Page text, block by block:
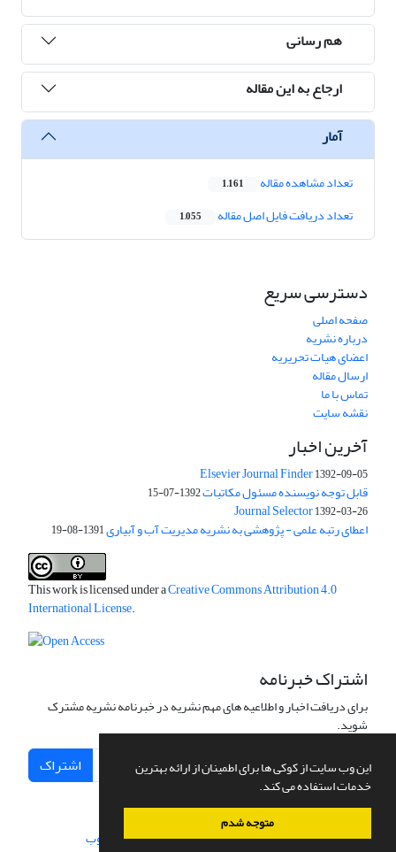
این وب سایت از کوکی ها برای اطمینان از ارائه بهترین
خدمات استفاده می کند.
متوجه شدم
هم رسانی
ارجاع به این مقاله
آمار
تعداد مشاهده مقاله 1,161
تعداد دریافت فایل اصل مقاله 1,055
دسترسی سریع
صفحه اصلی
درباره نشریه
اعضای هیات تحریریه
ارسال مقاله
تماس با ما
نقشه سایت
آخرین اخبار
Elsevier Journal Finder1392-09-05
قابل توجه نویسنده مسئول مکاتبات1392-07-15
Journal Selector1392-03-26
اعطای رتبه علمی - پژوهشی به نشریه مدیریت آب و آبیاری1391-08-19
This work is licensed under aCreative Commons Attribution 4.0
International License.
اشتراک خبرنامه
برای دریافت اخبار و اطلاعیه های مهم نشریه در خبرنامه نشریه مشترک
شوید.
اشتراک
سامانه مدیریت نشریات علمی.طراحی و پیاده سازی از سیناوب